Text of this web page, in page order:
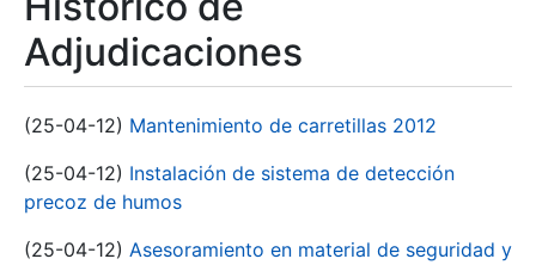
Adjudicaciones
(25-04-12) Mantenimiento de carretillas 2012
(25-04-12) Instalación de sistema de detección
precoz de humos
(25-04-12) Asesoramiento en material de seguridad y